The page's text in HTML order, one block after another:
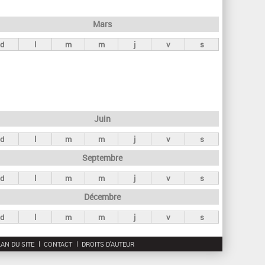
r
c
Mars
d l m m j v s
Juin
d l m m j v s
Septembre
d l m m j v s
Décembre
d l m m j v s
DU SITE CONTACT DROITS D'AUTEUR